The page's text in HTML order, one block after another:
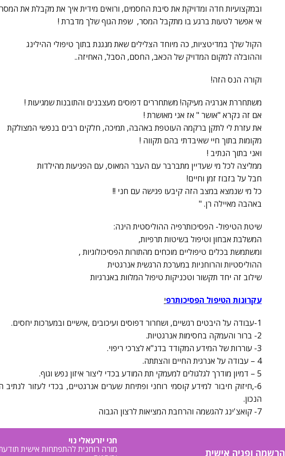
ובמקצועיות חדה ומדויקת את סיבת החסמים, ורואים מידית איך את מקבלת את
אי אפשר לטעות ברגע בו מתקבל המסר, שפת הגוף שלך מדברת !
הקול שלך במדיטציות, כה מיוחד הצלילים שאת מנגנת בתוך טיפולי ההילינג
וההובלה למקום המדויק של הכאב, החסם, הסבל, האחיזה..
וקורה הנס הזה!
משתחררת אנרגיה מעיקה! משתחררים דפוסים מעצבנים והתובנות שמגיעות !
אם זה נקרא "אושר " אז אני מאושרת !
את עזרת לי לתקן ברקמה העוטפת באהבה, תמיכה, חלקים רבים בנפשי המצולקת
מקומות בתוך חיי שאיבדתי בהם תקווה !
ואני בתוך הנתיב !
ממליצה לכל מי שעדיין מתברבר עם העבר המאוס, עם הפגיעות מהילדות
חבל על בזבוז זמן וחיים!
כל מי שנמצא במצב הזה קיבעו פגישה עם חני !!
באהבה מאיילה רן. "
שיטת הטיפול- הפסיכותרפיה ההוליסטית הינה:
המשלבת אבחון וטיפול בשיטות תרפיות,
ומשתמשת בכלים טיפוליים מוכחים מהתורות הפסיכולוגיות ,
ההוליסטיות והרוחניות במערכת הרגשית אנרגטית
שילוב זה יחד תקשור וטכניקות טיפול המלוות באנרגיות
עקרונות הטיפול הפסיכותרפי
1-עבודה על היבטים רגשיים, ושחרור דפוסים ועיכובים ,אישיים ובמערכות יחסים.
2- ברור והעמקה בחסימות אנרגטיות.
3- עוררות של המידע המקודד בדנ"א לצרכי ריפוי.
4 – עבודה על אנרגית החיים והצתתה.
5 – דמיון מודרך לגלגולים למעמקי תת המודע בכדי ליצור איזון נפש וגוף.
6-,חיזוק חיבור למידע קוסמי רוחני ופתיחת שערים אנרגטיים, בכדי לעזור
הנכון.
7- קואצ'ינג להגשמה והרחבת המציאות לרצון הגבוה
הרשמה ופניה אישית
חני יזרעאלי נוי
מורה רוחנית להתפתחות אישית